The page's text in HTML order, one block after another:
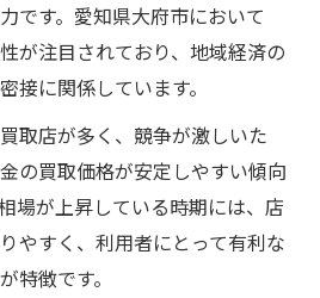
つ金の特長を解説
形成に与える影響とは
入れた金選びのポイント
す資産運用の基礎知識
する金の資産活用法
点から見る資産確保のコツ
扱うポイント集
です。愛知県大府市において
が注目されており、地域経済の
接に関係しています。
取店が多く、競争が激しいた
の買取価格が安定しやすい傾向
場が上昇している時期には、店
やすく、利用者にとって有利な
特徴です。